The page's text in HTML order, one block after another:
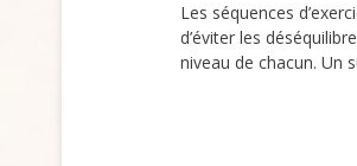
Les séquences
d’éviter les
niveau de chacun. Un